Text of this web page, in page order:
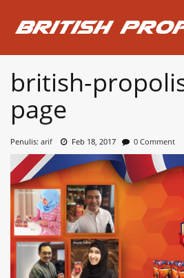
british-
page
Penulis: arif Feb 18, 2017 0 Comment